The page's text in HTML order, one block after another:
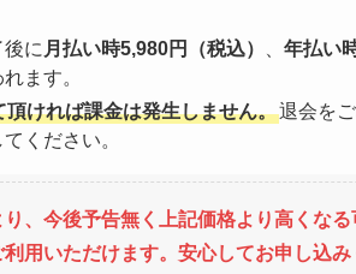
に 月払い時5,980円（税込） 年払い
ます。
ければ課金は発生しません。退会を
ください。
、今後予告無く上記価格より高くな
用いただけます。安心してお申し込み